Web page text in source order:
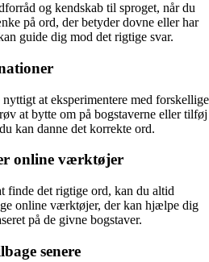
og kendskab til sproget, når du
på ord, der betyder dovne eller har
guide dig mod det rigtige svar.
at eksperimentere med forskellige
at bytte om på bogstaverne eller tilføj
kan danne det korrekte ord.
online værktøjer
finde det rigtige ord, kan du altid
online værktøjer, der kan hjælpe dig
på de givne bogstaver.
senere